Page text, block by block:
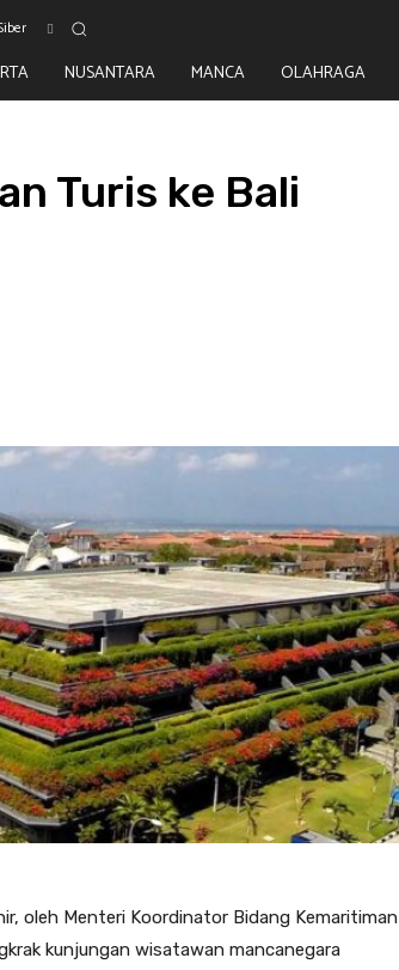
NUSANTARA MANCA OLAHRAGA
Turis ke Bali
oleh Menteri Koordinator Bidang Kemaritiman
kunjungan wisatawan mancanegara